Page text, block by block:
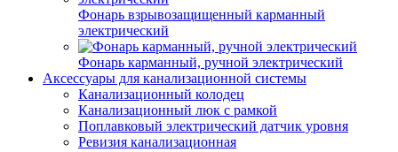
Фонарь взрывозащищенный карманный
электрический
Фонарь карманный, ручной электрический
Аксессуары для канализационной системы
Канализационный колодец
Канализационный люк с рамкой
Поплавковый электрический датчик уровня
Ревизия канализационная